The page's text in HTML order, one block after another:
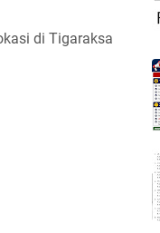
di Tigaraksa